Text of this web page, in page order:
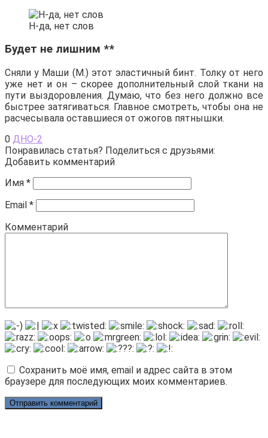
Н-да, нет слов
Будет не лишним **
Сняли у Маши (М.) этот эластичный бинт. Толку от него
уже нет и он – скорее дополнительный слой ткани на
пути выздоровления. Думаю, что без него должно все
быстрее затягиваться. Главное смотреть, чтобы она не
расчесывала оставшиеся от ожогов пятнышки.
0 ДНО-2
Понравилась статья? Поделиться с друзьями:
Добавить комментарий
Имя *
Email *
Комментарий
Сохранить моё имя, email и адрес сайта в этом
браузере для последующих моих комментариев.